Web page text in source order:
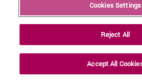
Copyright © Ceit
Legal
Cookies Settings
Reject All
Accept All